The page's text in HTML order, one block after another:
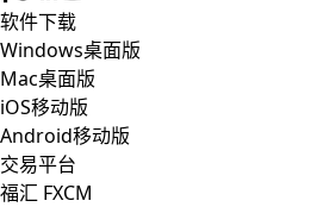
软件下载
Windows桌面版
Mac桌面版
iOS移动版
Android移动版
交易平台
福汇 FXCM